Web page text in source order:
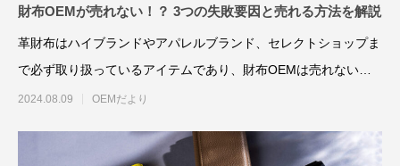
財布OEMが売れない！？ 3つの失敗要因と売れる方法を解説
革財布はハイブランドやアパレルブランド、セレクトショップま
で必ず取り扱っているアイテムであり、財布OEMは売れないか
もしれないと、不安を抱
2024.08.09 OEMだより